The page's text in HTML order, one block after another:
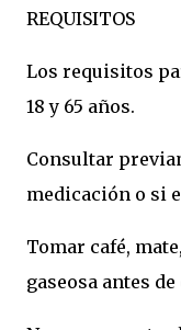
REQUISITOS
Los requisitos
18 y 65 años.
Consultar
medicación o si
Tomar café,
gaseosa antes de